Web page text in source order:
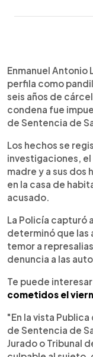
Enmanuel Antonio
perfila como
seis años de
condena fue
de Sentencia de
Los hechos se
investigaciones, el
madre y a sus dos
en la casa de
acusado.
La Policía capturó
determinó que las
temor a
denuncia a las
Te puede
cometidos el
"En la vista
de Sentencia de
Jurado o Tribunal